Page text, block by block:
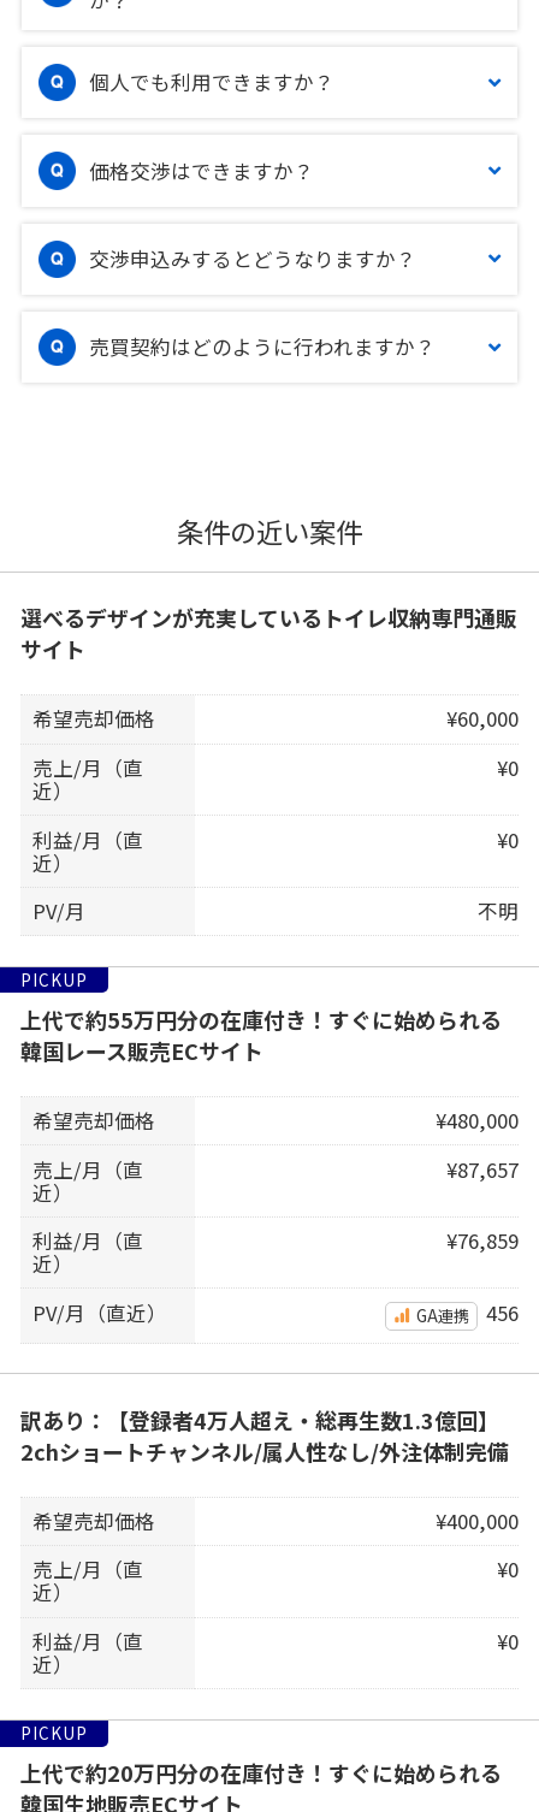
個人でも利用できますか？
価格交渉はできますか？
交渉申込みするとどうなりますか？
売買契約はどのように行われますか？
条件の近い案件
選べるデザインが充実しているトイレ収納専門通販
サイト
希望売却価格
¥60,000
売上/月（直
近）
¥0
利益/月（直
近）
¥0
PV/月 不明
PICKUP
上代で約55万円分の在庫付き！すぐに始められる
韓国レース販売ECサイト
希望売却価格
¥480,000
売上/月（直
近）
¥87,657
利益/月（直
近）
¥76,859
PV/月（直近） GA連携 456
訳あり：【登録者4万人超え・総再生数1.3億回】
2chショートチャンネル/属人性なし/外注体制完備
希望売却価格
¥400,000
売上/月（直
近）
¥0
利益/月（直
近）
¥0
PICKUP
上代で約20万円分の在庫付き！すぐに始められる
韓国生地販売ECサイト